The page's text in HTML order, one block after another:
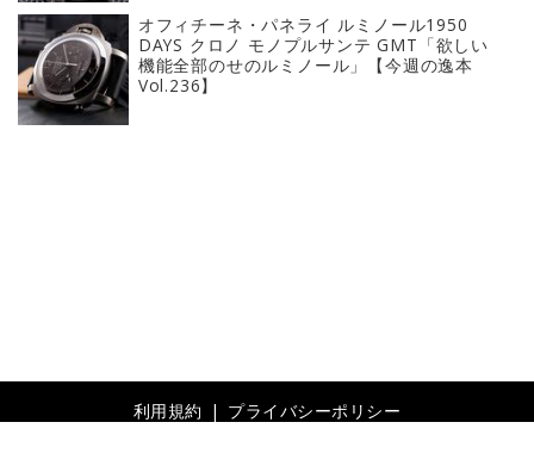
オフィチーネ・パネライ ルミノール1950
DAYS クロノ モノプルサンテ GMT「欲しい
機能全部のせのルミノール」【今週の逸本
Vol.236】
利用規約
プライバシーポリシー